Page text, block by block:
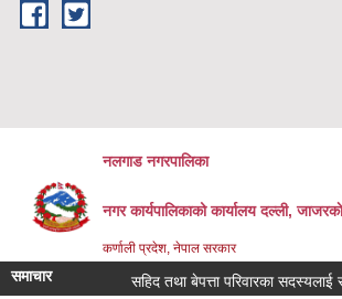
Skip to main content
नलगाड नगरपालिका
नगर कार्यपालिकाको कार्यालय दल्ली,
कर्णाली प्रदेश, नेपाल सरकार
समाचार सहिद तथा बेपत्ता परिवारका सदस्यलाई